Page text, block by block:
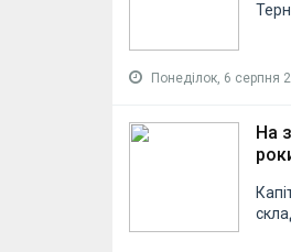
Понеділок, 6 серпня
На